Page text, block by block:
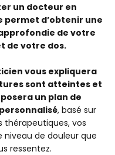
un docteur en
d’obtenir une
de votre
de votre dos.
vous expliquera
sont atteintes et
un plan de
, basé sur
thérapeutiques, vos
niveau de douleur que
ressentez.